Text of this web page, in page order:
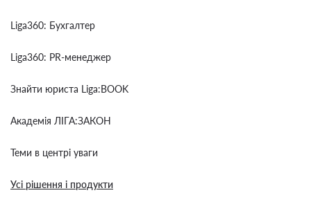
Liga360: Бухгалтер
Liga360: PR-менеджер
Знайти юриста Liga:BOOK
Академія ЛІГА:ЗАКОН
Теми в центрі уваги
Усі рішення і продукти